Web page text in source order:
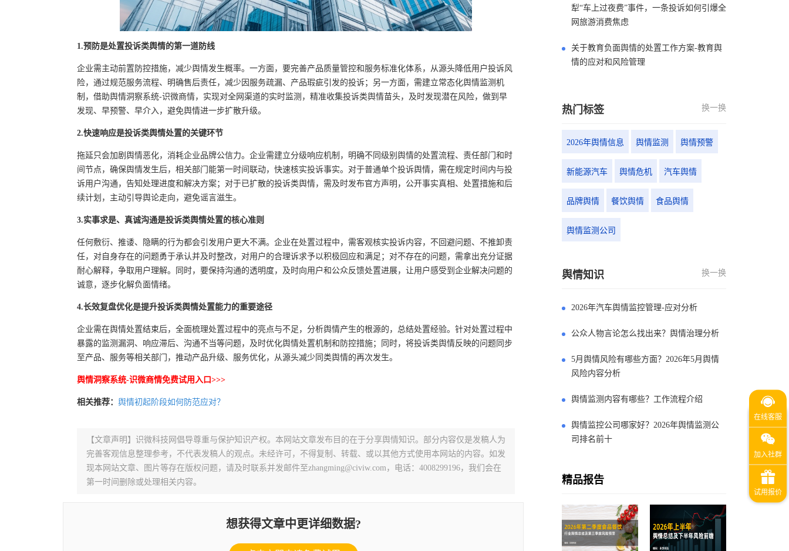
1.预防是处置投诉类舆情的第一道防线
企业需主动前置防控措施，减少舆情发生概率。一方面，要完善产品质量管控和服务标准化体系，从源头降低用户投诉风
险，通过规范服务流程、明确售后责任，减少因服务疏漏、产品瑕疵引发的投诉；另一方面，需建立常态化舆情监测机
制，借助舆情洞察系统-识微商情，实现对全网渠道的实时监测，精准收集投诉类舆情苗头，及时发现潜在风险，做到早
发现、早预警、早介入，避免舆情进一步扩散升级。
2.快速响应是投诉类舆情处置的关键环节
拖延只会加剧舆情恶化，消耗企业品牌公信力。企业需建立分级响应机制，明确不同级别舆情的处置流程、责任部门和时
间节点，确保舆情发生后，相关部门能第一时间联动，快速核实投诉事实。对于普通单个投诉舆情，需在规定时间内与投
诉用户沟通，告知处理进度和解决方案；对于已扩散的投诉类舆情，需及时发布官方声明，公开事实真相、处置措施和后
续计划，主动引导舆论走向，避免谣言滋生。
3.实事求是、真诚沟通是投诉类舆情处置的核心准则
任何敷衍、推诿、隐瞒的行为都会引发用户更大不满。企业在处置过程中，需客观核实投诉内容，不回避问题、不推卸责
任，对自身存在的问题勇于承认并及时整改，对用户的合理诉求予以积极回应和满足；对不存在的问题，需拿出充分证据
耐心解释，争取用户理解。同时，要保持沟通的透明度，及时向用户和公众反馈处置进展，让用户感受到企业解决问题的
诚意，逐步化解负面情绪。
4.长效复盘优化是提升投诉类舆情处置能力的重要途径
企业需在舆情处置结束后，全面梳理处置过程中的亮点与不足，分析舆情产生的根源的，总结处置经验。针对处置过程中
暴露的监测漏洞、响应滞后、沟通不当等问题，及时优化舆情处置机制和防控措施；同时，将投诉类舆情反映的问题同步
至产品、服务等相关部门，推动产品升级、服务优化，从源头减少同类舆情的再次发生。
舆情洞察系统-识微商情免费试用入口>>>
相关推荐： 舆情初起阶段如何防范应对？
【文章声明】识微科技网倡导尊重与保护知识产权。本网站文章发布目的在于分享舆情知识。部分内容仅是发稿人为
完善客观信息整理参考，不代表发稿人的观点。未经许可，不得复制、转载、或以其他方式使用本网站的内容。如发
现本网站文章、图片等存在版权问题，请及时联系并发邮件至zhangming@civiw.com，电话：4008299196，我们会在
第一时间删除或处理相关内容。
想获得文章中更详细数据?
犁“车上过夜费”事件，一条投诉如何引爆全
网旅游消费焦虑
关于教育负面舆情的处置工作方案-教育舆
情的应对和风险管理
热门标签 换一换
2026年舆情信息 舆情监测 舆情预警
新能源汽车 舆情危机 汽车舆情
品牌舆情 餐饮舆情 食品舆情
舆情监测公司
舆情知识 换一换
2026年汽车舆情监控管理-应对分析
公众人物言论怎么找出来？舆情治理分析
5月舆情风险有哪些方面？2026年5月舆情
风险内容分析
舆情监测内容有哪些？工作流程介绍
舆情监控公司哪家好？2026年舆情监测公
司排名前十
精品报告